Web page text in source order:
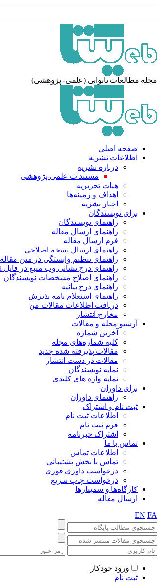
مجله مطالعات ناتوانی (علمی- پژوهشی)
صفحه اصلی
اطلاعات نشریه
درباره نشریه
مستندات علمی-پژوهشی
هیات تحریریه
اهداف و زمینه‌ها
اخبار نشریه
برای نویسندگان
راهنمای نویسندگان
راهنمای ارسال مقاله
فرم ارسال مقاله
راهنمای ارسال نسخه اصلاحی
راهنمای تنظیم وابستگی در متن مقاله
راهنمای درج نشانی وب منبع در فایل Word مقاله
راهنمای اصلاح مشخصات نویسندگان
راهنمای درج بیانیه
راهنمای استعلام نامه پذیرش
دریافت اطلاعات مقالات من
مخارج انتشار
آرشیو مجله و مقالات
آخرین شماره
کلیه شماره‌های مجله
مقالات پذیرفته شده جدید
مقالات در دست انتشار
نمایه نویسندگان
نمایه واژه های کلیدی
برای داوران
راهنمای داوران
ثبت نام و اشتراک
اطلاعات ثبت نام
فرم ثبت نام
اشتراک خبرنامه
تماس با ما
اطلاعات تماس
تماس با بخش پشتیبانی
درخواست داوری فوری
درخواست چاپ سریع
کارگاه‌ها و سمینارها
ارسال مقاله
EN FA
ورود خودکار
ثبت نام